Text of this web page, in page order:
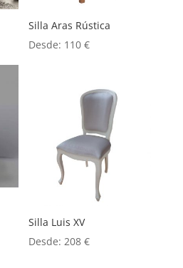
Silla Aras Rústica
Desde: 110€
Silla Luis XV
Desde:208€